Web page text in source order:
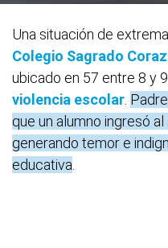
Una situación de
Colegio Sagrado
ubicado en 57 entre 8 y
violencia escolar
que un alumno ingresó
generando temor e
educativa